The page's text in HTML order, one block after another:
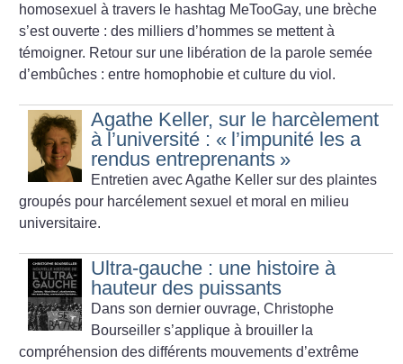
homosexuel à travers le hashtag MeTooGay, une brèche
s’est ouverte : des milliers d’hommes se mettent à
témoigner. Retour sur une libération de la parole semée
d’embûches : entre homophobie et culture du viol.
Agathe Keller, sur le harcèlement
à l’université : « l’impunité les a
rendus entreprenants »
Entretien avec Agathe Keller sur des plaintes
groupés pour harcélement sexuel et moral en milieu
universitaire.
Ultra-gauche : une histoire à
hauteur des puissants
Dans son dernier ouvrage, Christophe
Bourseiller s’applique à brouiller la
compréhension des différents mouvements d’extrême